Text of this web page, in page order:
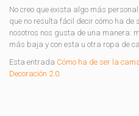
No creo que exista algo más
que no resulta fácil decir cómo ha
nosotros nos gusta de una manera:
más baja y con esta u otra ropa de
Esta entrada Cómo ha de ser la
Decoración 2.0.